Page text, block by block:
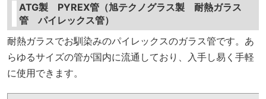
ATG製 PYREX管（旭テクノグラス製 耐熱ガラス
管 パイレックス管）
耐熱ガラスでお馴染みのパイレックスのガラス管です。あ
らゆるサイズの管が国内に流通しており、入手し易く手軽
に使用できます。